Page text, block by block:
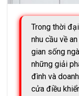
Trong thời
nhu cầu về
gian sống
những giải
đình và
cửa điều